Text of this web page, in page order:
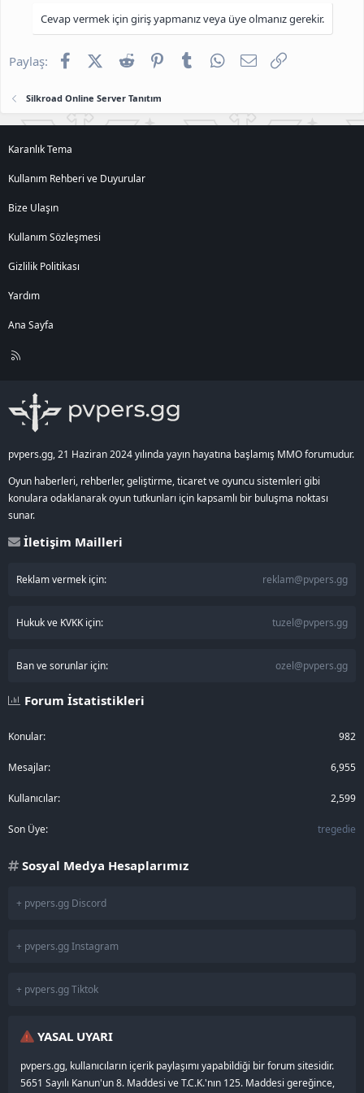
Cevap vermek için giriş yapmanız veya üye olmanız gerekir.
Paylaş: FacebookX (Twitter)
Reddit PinterestTumblr WhatsApp
E-posta
Silkroad Online Server Tanıtım
Karanlık Tema
Kullanım Rehberi ve Duyurular
Bize Ulaşın
Kullanım Sözleşmesi
Gizlilik Politikası
Yardım
Ana Sayfa
R
pvpers.gg, 21 Haziran 2024 yılında yayın hayatına başlamış MMO forumudur.
Oyun haberleri, rehberler, geliştirme, ticaret ve oyuncu sistemleri gibi
konulara odaklanarak oyun tutkunları için kapsamlı bir buluşma noktası
sunar.
İletişim Mailleri
Reklam vermek için: reklam@pvpers.gg
Hukuk ve KVKK için: tuzel@pvpers.gg
Ban ve sorunlar için: ozel@pvpers.gg
Forum İstatistikleri
Konular 982
Mesajlar 6,955
Kullanıcılar 2,599
Son Üye tregedie
Sosyal Medya Hesaplarımız
+ pvpers.gg Discord
+ pvpers.gg Instagram
+ pvpers.gg Tiktok
YASAL UYARI
pvpers.gg, kullanıcıların içerik paylaşımı yapabildiği bir forum sitesidir.
5651 Sayılı Kanun'un 8. Maddesi ve T.C.K.'nın 125. Maddesi gereğince,